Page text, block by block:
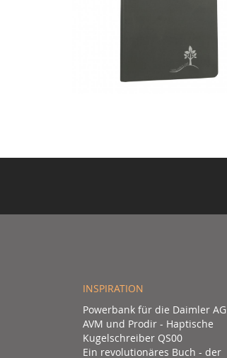
INSPIRATION
Powerbank für die Daimler AG
AVM und Prodir - Haptische
Kugelschreiber QS00
Ein revolutionäres Buch - der